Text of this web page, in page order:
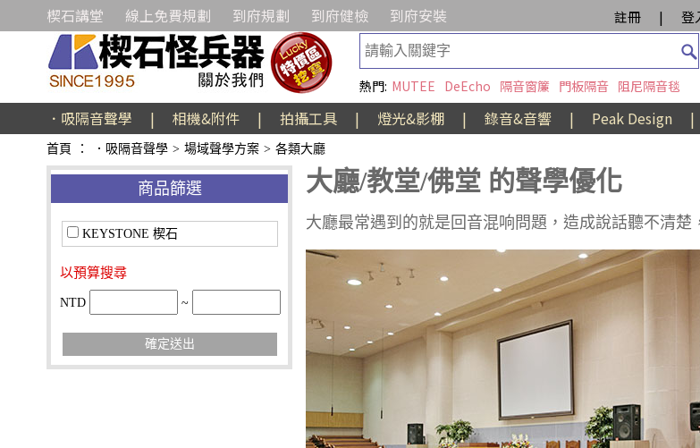
楔石講堂 線上免費規劃 到府規劃 到府健檢 到府安裝 註冊 | 登
熱門: MUTEE DeEcho 隔音窗簾 門板隔音 阻尼隔音毯
．吸隔音聲學 | 相機&附件 | 拍攝工具 | 燈光&影棚 | 錄音&音響 | Peak Design |
首頁 ： ．吸隔音聲學 > 場域聲學方案 > 各類大廳
商品篩選
KEYSTONE 楔石
以預算搜尋
NTD ~
確定送出
大廳/教堂/佛堂 的聲學優化
大廳最常遇到的就是回音混响問題，造成說話聽不清楚